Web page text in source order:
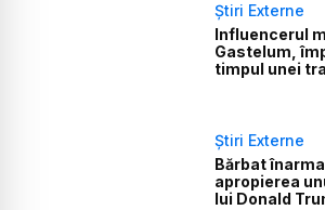
Știri Externe
Influencerul
Gastelum,
timpul unei
Știri Externe
Bărbat
apropierea
lui Donald